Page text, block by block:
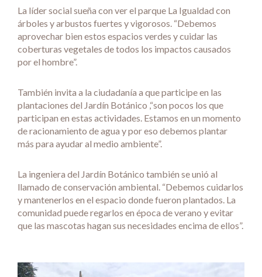
La líder social sueña con ver el parque La Igualdad con
árboles y arbustos fuertes y vigorosos. “Debemos
aprovechar bien estos espacios verdes y cuidar las
coberturas vegetales de todos los impactos causados
por el hombre”.
También invita a la ciudadanía a que participe en las
plantaciones del Jardín Botánico ,“son pocos los que
participan en estas actividades. Estamos en un momento
de racionamiento de agua y por eso debemos plantar
más para ayudar al medio ambiente”.
La ingeniera del Jardín Botánico también se unió al
llamado de conservación ambiental. “Debemos cuidarlos
y mantenerlos en el espacio donde fueron plantados. La
comunidad puede regarlos en época de verano y evitar
que las mascotas hagan sus necesidades encima de ellos”.